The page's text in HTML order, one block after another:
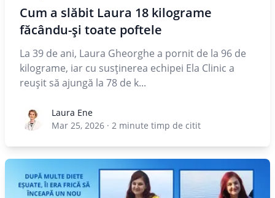
Cum a slăbit Laura 18 kilograme
făcându-și toate poftele
La 39 de ani, Laura Gheorghe a pornit de la 96 de
kilograme, iar cu susținerea echipei Ela Clinic a
reușit să ajungă la 78 de k...
Laura EneLaura Ene
Mar 25, 2026 · 2 minute timp de citit